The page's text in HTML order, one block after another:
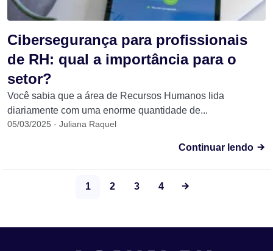
Cibersegurança para profissionais
de RH: qual a importância para o
setor?
Você sabia que a área de Recursos Humanos lida
diariamente com uma enorme quantidade de...
05/03/2025 - Juliana Raquel
Continuar lendo
1 2 3 4